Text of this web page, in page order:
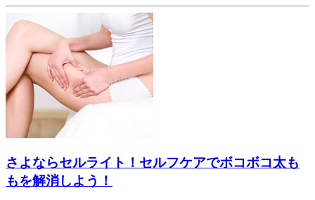
さよならセルライト！セルフケアでボコボコ太も
もを解消しよう！